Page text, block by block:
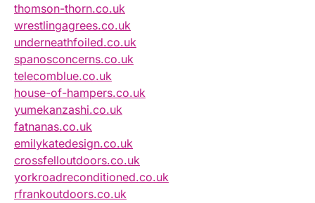
thomson-thorn.co.uk
wrestlingagrees.co.uk
underneathfoiled.co.uk
spanosconcerns.co.uk
telecomblue.co.uk
house-of-hampers.co.uk
yumekanzashi.co.uk
fatnanas.co.uk
emilykatedesign.co.uk
crossfelloutdoors.co.uk
yorkroadreconditioned.co.uk
rfrankoutdoors.co.uk